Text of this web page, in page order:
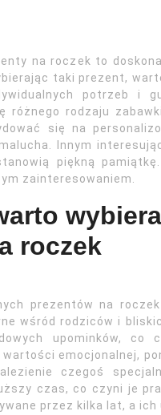
na roczek to
taki prezent,
potrzeb i
różnego rodzaju
się na
Innym
piękną
zainteresowaniem.
roczek
prezentów na
wśród rodziców i
upominków, co
emocjonalnej,
czegoś
czas, co czyni je
przez kilka lat, a